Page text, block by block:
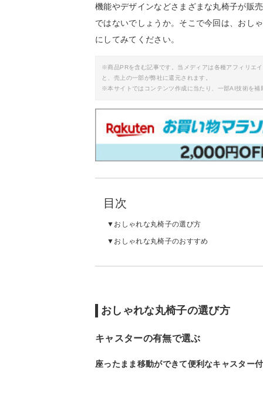
機能やデザインなどさまざまな丸椅子が販
ではないでしょうか。そこで今回は、おし
にしてみてください。
※商品PRを含む記事です。当メディアは各種アフィリエ
と、売上の一部が弊社に還元されます。
※本サイトではコンテンツ作成に当たり、一部AI技術を補
目次
おしゃれな丸椅子の選び方
おしゃれな丸椅子のおすすめ
おしゃれな丸椅子の選び方
キャスターの有無で選ぶ
座ったまま移動ができて便利なキャスター